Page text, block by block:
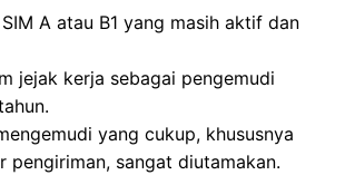
A atau B1 yang masih aktif dan
jejak kerja sebagai pengemudi
yang cukup, khususnya
pengiriman, sangat diutamakan.